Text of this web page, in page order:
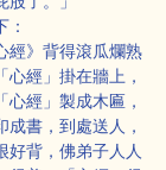
經》背得滾瓜爛熟
經」掛在牆上，
經」製成木匾，
書，到處送人，
好背，佛弟子人人